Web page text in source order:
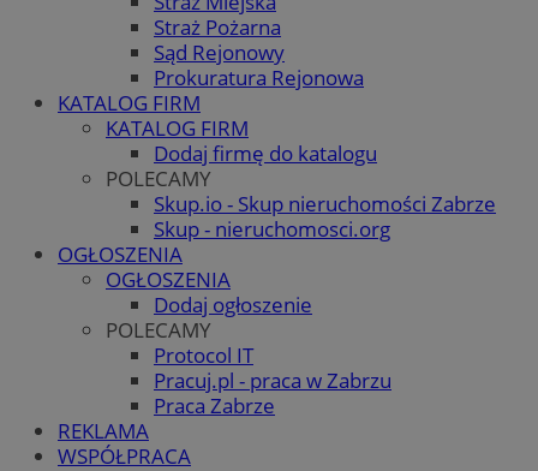
Straż Pożarna
Sąd Rejonowy
Prokuratura Rejonowa
KATALOG FIRM
KATALOG FIRM
Dodaj firmę do katalogu
POLECAMY
Skup.io - Skup nieruchomości Zabrze
Skup - nieruchomosci.org
OGŁOSZENIA
OGŁOSZENIA
Dodaj ogłoszenie
POLECAMY
Protocol IT
Pracuj.pl - praca w Zabrzu
Praca Zabrze
REKLAMA
WSPÓŁPRACA